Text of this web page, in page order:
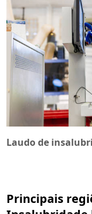
Laudo de
Principais